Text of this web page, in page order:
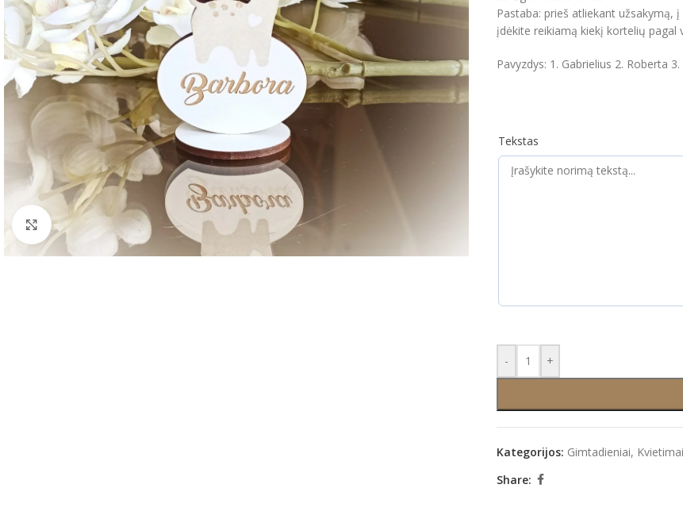
Paspausk, kad padidintum
Pastaba: prieš atliekant užsakymą,
įdėkite reikiamą kiekį kortelių pagal
Pavyzdys: 1. Gabrielius 2. Roberta
Tekstas
- +
Kategorijos: Gimtadieniai,
Share: